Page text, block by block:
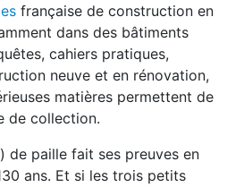
française de construction en
dans des bâtiments
cahiers pratiques,
neuve et en rénovation,
matières permettent de
de collection.
de paille fait ses preuves en
ans. Et si les trois petits